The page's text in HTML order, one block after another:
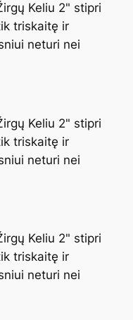
Keliu 2" stipri
triskaitę ir
neturi nei
Keliu 2" stipri
triskaitę ir
neturi nei
Keliu 2" stipri
triskaitę ir
neturi nei